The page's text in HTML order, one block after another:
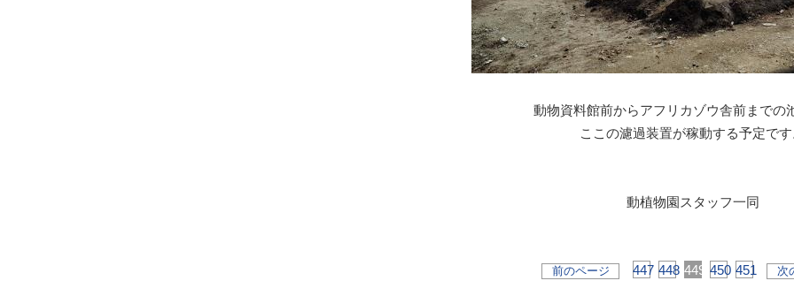
動物資料館前からアフリカゾウ舎前までの
ここの濾過装置が稼動する予定で
動植物園スタッフ一同
前のページ 447 448 449 450 451 次